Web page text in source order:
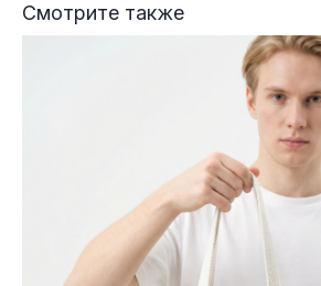
Смотрите также
dizitextile@yandex.ru
КЕЙС «ЧИЗЗЗ»
ВАКАНСИИ
КОНТАКТЫ